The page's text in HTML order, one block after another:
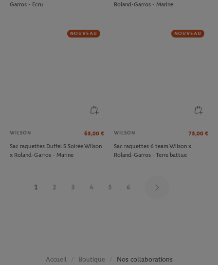
Garros - Ecru
Roland-Garros - Marine
NOUVEAU
WILSON 65,00 €
Sac raquettes Duffel S Soirée Wilson
x Roland-Garros - Marine
NOUVEAU
WILSON 75,00 €
Sac raquettes 6 team Wilson x
Roland-Garros - Terre battue
1 2 3 4 5 6
Accueil Boutique Nos collaborations